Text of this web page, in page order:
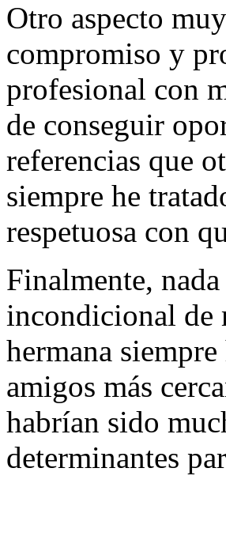
Otro aspecto
compromiso y
profesional con
de conseguir
referencias que
siempre he
respetuosa con
Finalmente,
incondicional de
hermana
amigos más
habrían sido
determinantes